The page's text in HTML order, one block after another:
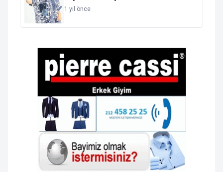
1 yıl önce